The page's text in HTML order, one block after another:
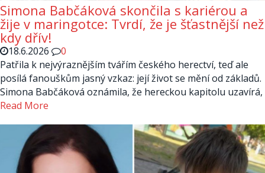
Simona Babčáková skončila s kariérou a
žije v maringotce: Tvrdí, že je šťastnější než
kdy dřív!
18.6.2026
0
Patřila k nejvýraznějším tvářím českého herectví, teď ale
posílá fanouškům jasný vzkaz: její život se mění od základů.
Simona Babčáková oznámila, že hereckou kapitolu uzavírá,
Read More